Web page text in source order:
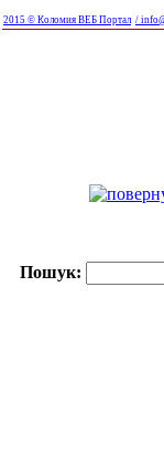
2015 © Коломия ВЕБ Портал /
Пошук: